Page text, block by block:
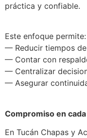
práctica y confiable.
Este enfoque permite:
— Reducir tiempos
— Contar con
— Centralizar
— Asegurar
Compromiso en
En Tucán Chapas y